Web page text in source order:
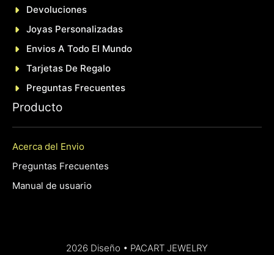
Devoluciones
Joyas Personalizadas
EnVios A Todo El Mundo
Tarjetas De Regalo
Preguntas Frecuentes
Producto
Acerca del Envio
Preguntas Frecuentes
Manual de usuario
2026 Diseño • PACART JEWELRY